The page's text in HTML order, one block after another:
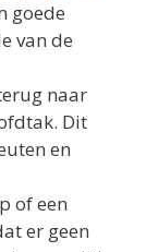
goede
van de
naar
Dit
en
of een
er geen